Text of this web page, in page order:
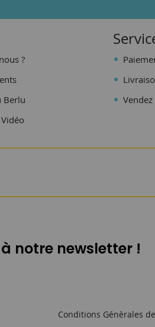
?
Berlu
notre newsletter !
Conditions Génèrales